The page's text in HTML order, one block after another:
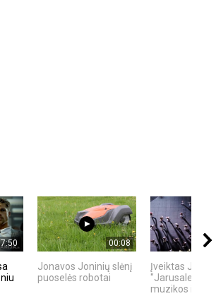
00:08
Jonavos Joninių slėnį
puoselės robotai
Įveiktas JKC
"Jarusalem"
muzikos ir